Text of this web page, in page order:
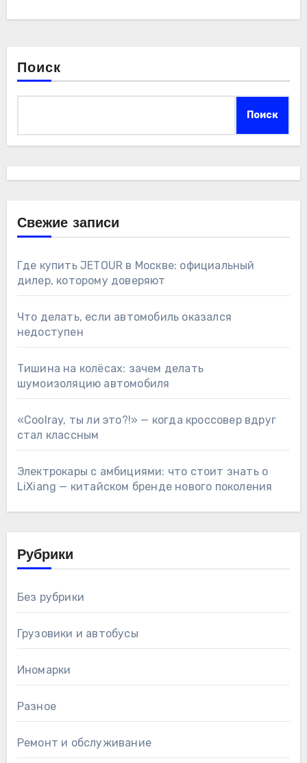
Поиск
Поиск
Свежие записи
Где купить JETOUR в Москве: официальный
дилер, которому доверяют
Что делать, если автомобиль оказался
недоступен
Тишина на колёсах: зачем делать
шумоизоляцию автомобиля
«Coolray, ты ли это?!» — когда кроссовер вдруг
стал классным
Электрокары с амбициями: что стоит знать о
LiXiang — китайском бренде нового поколения
Рубрики
Без рубрики
Грузовики и автобусы
Иномарки
Разное
Ремонт и обслуживание